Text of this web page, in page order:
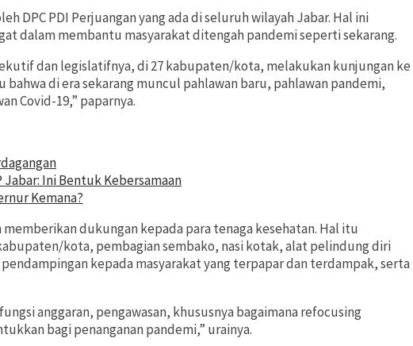
DPC PDI Perjuangan yang ada di seluruh wilayah Jabar. Hal ini
dalam membantu masyarakat ditengah pandemi seperti sekarang.
dan legislatifnya, di 27 kabupaten/kota, melakukan kunjungan ke
di era sekarang muncul pahlawan baru, pahlawan pandemi,
Covid-19,” paparnya.
Jabar: Ini Bentuk Kebersamaan
Kemana?
dukungan kepada para tenaga kesehatan. Hal itu
kota, pembagian sembako, nasi kotak, alat pelindung diri
kepada masyarakat yang terpapar dan terdampak, serta
anggaran, pengawasan, khususnya bagaimana refocusing
bagi penanganan pandemi,” urainya.